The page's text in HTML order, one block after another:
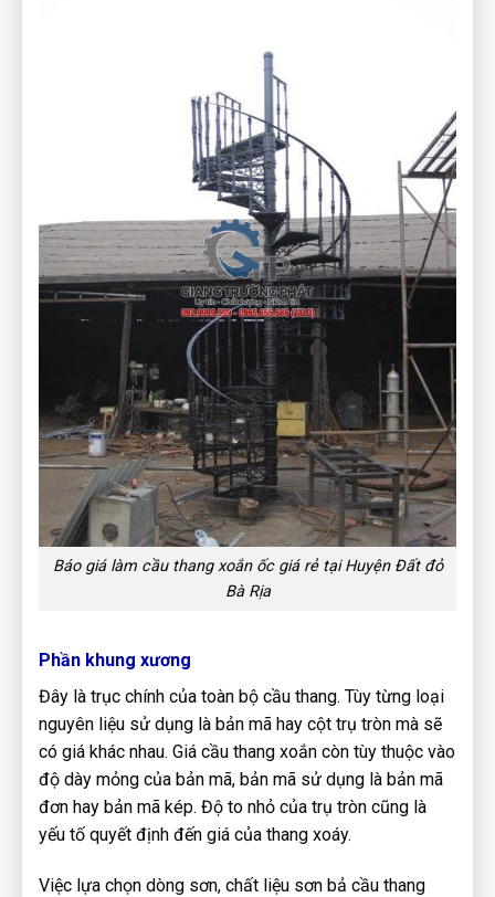
Báo giá làm cầu thang xoắn ốc giá rẻ tại Huyện Đất đỏ
Bà Rịa
Phần khung xương
Đây là trục chính của toàn bộ cầu thang. Tùy từng loại
nguyên liệu sử dụng là bản mã hay cột trụ tròn mà sẽ
có giá khác nhau. Giá cầu thang xoắn còn tùy thuộc vào
độ dày mỏng của bản mã, bản mã sử dụng là bản mã
đơn hay bản mã kép. Độ to nhỏ của trụ tròn cũng là
yếu tố quyết định đến giá của thang xoáy.
Việc lựa chọn dòng sơn, ​chất liệu sơn bả cầu thang